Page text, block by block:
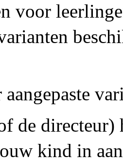
voor
de directeur)
kind in